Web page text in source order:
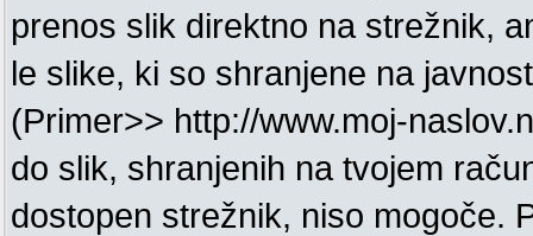
prenos slik direktno na strežnik,
le slike, ki so shranjene na
(Primer>> http://www.moj-
do slik, shranjenih na tvojem
dostopen strežnik, niso mogoče.